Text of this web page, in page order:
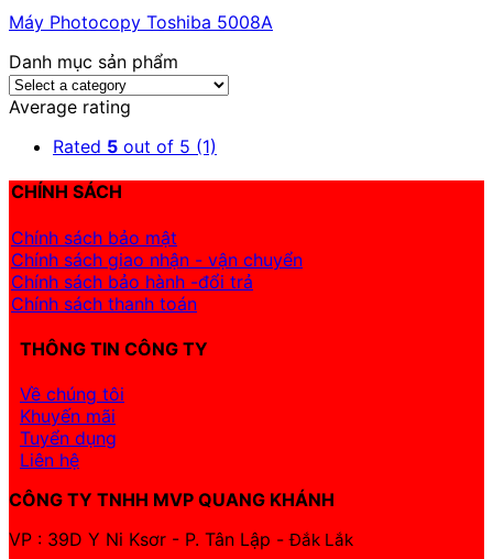
Máy Photocopy Toshiba 5008A
Danh mục sản phẩm
Average rating
Rated 5 out of 5 (1)
CHÍNH SÁCH
Chính sách bảo mật
Chính sách giao nhận - vận chuyển
Chính sách bảo hành -đổi trả
Chính sách thanh toán
THÔNG TIN CÔNG TY
Về chúng tôi
Khuyến mãi
Tuyển dụng
Liên hệ
CÔNG TY TNHH MVP QUANG KHÁNH
VP : 39D Y Ni Ksơr - P. Tân Lập -Đắk Lắk